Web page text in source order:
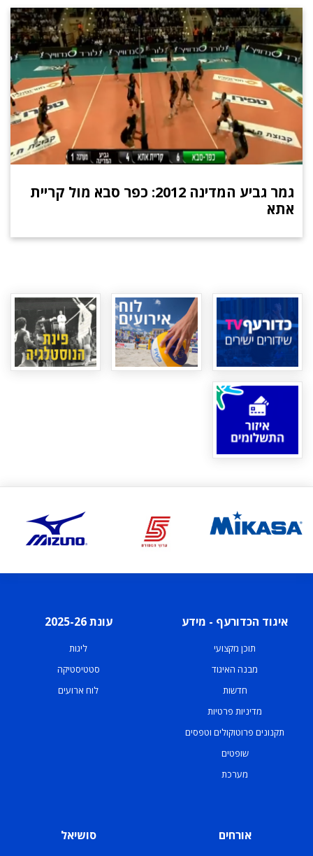
גמר גביע המדינה 2012: כפר סבא מול קריית
אתא
איגוד הכדורעף - מידע
תוכן מקצועי
מבנה האיגוד
חדשות
מדיניות פרטיות
תקנונים פרוטוקולים וטפסים
שופטים
מערכת
עונת 2025-26
ליגות
סטטיסטיקה
לוח ארועים
אורחים סושיאל